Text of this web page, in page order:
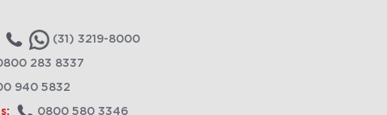
(31) 3219-8000
283 8337
940 5832
0800 580 3346